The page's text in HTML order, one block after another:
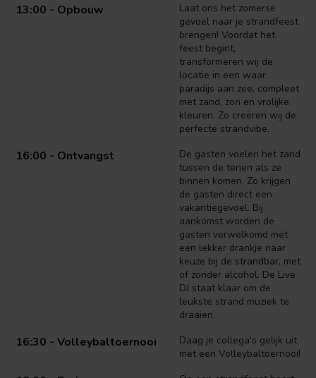
13:00 - Opbouw
Laat ons het zomerse
gevoel naar je strandfeest
brengen! Voordat het
feest begint,
transformeren wij de
locatie in een waar
paradijs aan zee, compleet
met zand, zon en vrolijke
kleuren. Zo creëren wij de
perfecte strandvibe.
16:00 - Ontvangst
De gasten voelen het zand
tussen de tenen als ze
binnen komen. Zo krijgen
de gasten direct een
vakantiegevoel. Bij
aankomst worden de
gasten verwelkomd met
een lekker drankje naar
keuze bij de strandbar, met
of zonder alcohol. De Live
DJ staat klaar om de
leukste strand muziek te
draaien.
16:30 - Volleybaltoernooi
Daag je collega's gelijk uit
met een Volleybaltoernooi!